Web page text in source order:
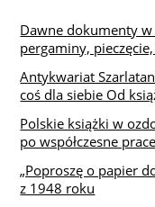
Dawne dokumenty
pergaminy,
Antykwariat
coś dla siebie Od
Polskie książki w
po współczesne
„Poproszę o papier
z 1948 roku